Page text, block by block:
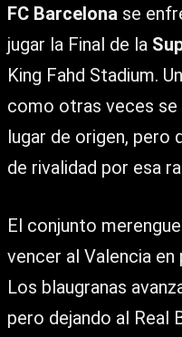
FC Barcelona se
jugar la Final de la
King Fahd Stadium.
como otras veces se
lugar de origen, pero
de rivalidad por esa
El conjunto
vencer al Valencia
Los blaugranas
pero dejando al Real